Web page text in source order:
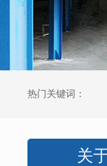
热门关键词：
关